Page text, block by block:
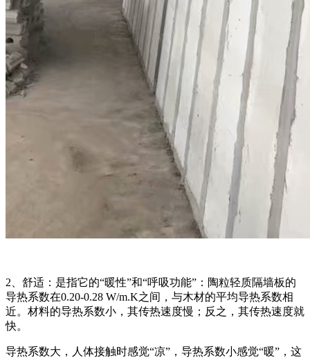
2、舒适：是指它的“暖性”和“呼吸功能”：陶粒轻质隔墙板的
导热系数在0.20-0.28 W/m.K之间，与木材的平均导热系数相
近。材料的导热系数小，其传热速度慢；反之，其传热速度就
快。
导热系数大，人体接触时感觉“凉”，导热系数小感觉“暖”，这